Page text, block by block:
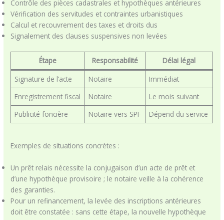
Contrôle des pièces cadastrales et hypothèques antérieures
Vérification des servitudes et contraintes urbanistiques
Calcul et recouvrement des taxes et droits dus
Signalement des clauses suspensives non levées
Étape Responsabilité
Délai légal
Signature de l’acte
Notaire
Immédiat
Enregistrement fiscal
Notaire
Le mois suivant
Publicité foncière
Notaire vers SPF Dépend du service
Exemples de situations concrètes :
Un prêt relais nécessite la conjugaison d’un acte de prêt et
d’une hypothèque provisoire ; le notaire veille à la cohérence
des garanties.
Pour un refinancement, la levée des inscriptions antérieures
doit être constatée : sans cette étape, la nouvelle hypothèque